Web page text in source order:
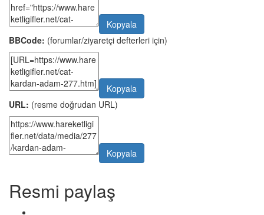
Kopyala
BBCode: (forumlar/ziyaretçi defterleri için)
Kopyala
URL: (resme doğrudan URL)
Kopyala
Resmi paylaş